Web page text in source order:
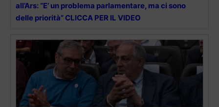
all’Ars: “E’ un problema parlamentare, ma ci sono
delle priorità” CLICCA PER IL VIDEO